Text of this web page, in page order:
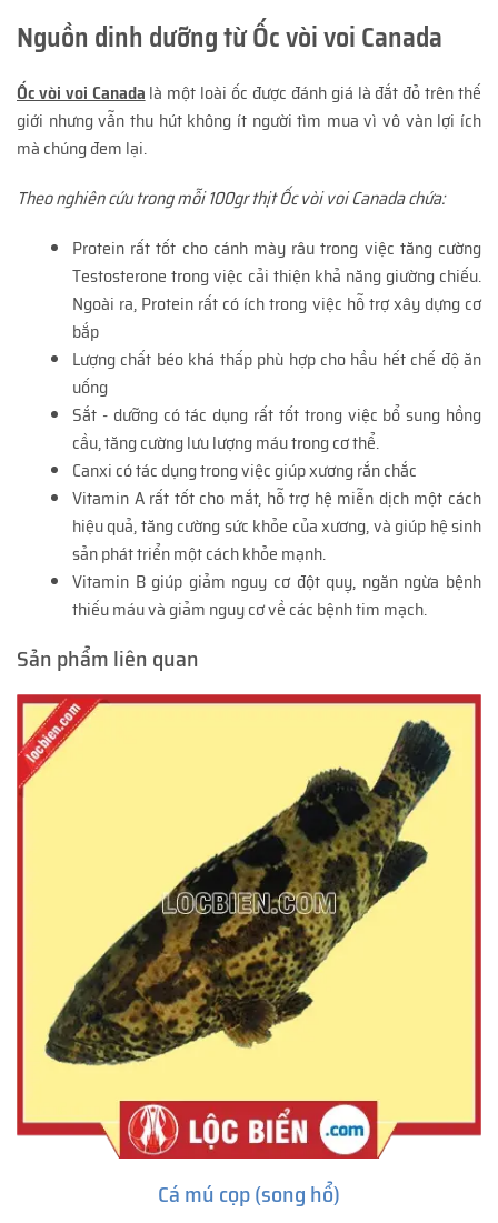
Nguồn dinh dưỡng từ Ốc vòi voi Canada
Ốc vòi voi Canadalà một loài ốc được đánh giá là đắt đỏ trên thế
giới nhưng vẫn thu hút không ít người tìm mua vì vô vàn lợi ích
mà chúng đem lại.
Theo nghiên cứu trong mỗi 100gr thịt Ốc vòi voi Canada chứa:
Protein rất tốt cho cánh mày râu trong việc tăng cường
Testosterone trong việc cải thiện khả năng giường chiếu.
Ngoài ra, Protein rất có ích trong việc hỗ trợ xây dựng cơ
bắp
Lượng chất béo khá thấp phù hợp cho hầu hết chế độ ăn
uống
Sắt - dưỡng có tác dụng rất tốt trong việc bổ sung hồng
cầu, tăng cường lưu lượng máu trong cơ thể.
Canxi có tác dụng trong việc giúp xương rắn chắc
Vitamin A rất tốt cho mắt, hỗ trợ hệ miễn dịch một cách
hiệu quả, tăng cường sức khỏe của xương, và giúp hệ sinh
sản phát triển một cách khỏe mạnh.
Vitamin B giúp giảm nguy cơ đột quỵ, ngăn ngừa bệnh
thiếu máu và giảm nguy cơ về các bệnh tim mạch.
Sản phẩm liên quan
Cá mú cọp (song hổ)